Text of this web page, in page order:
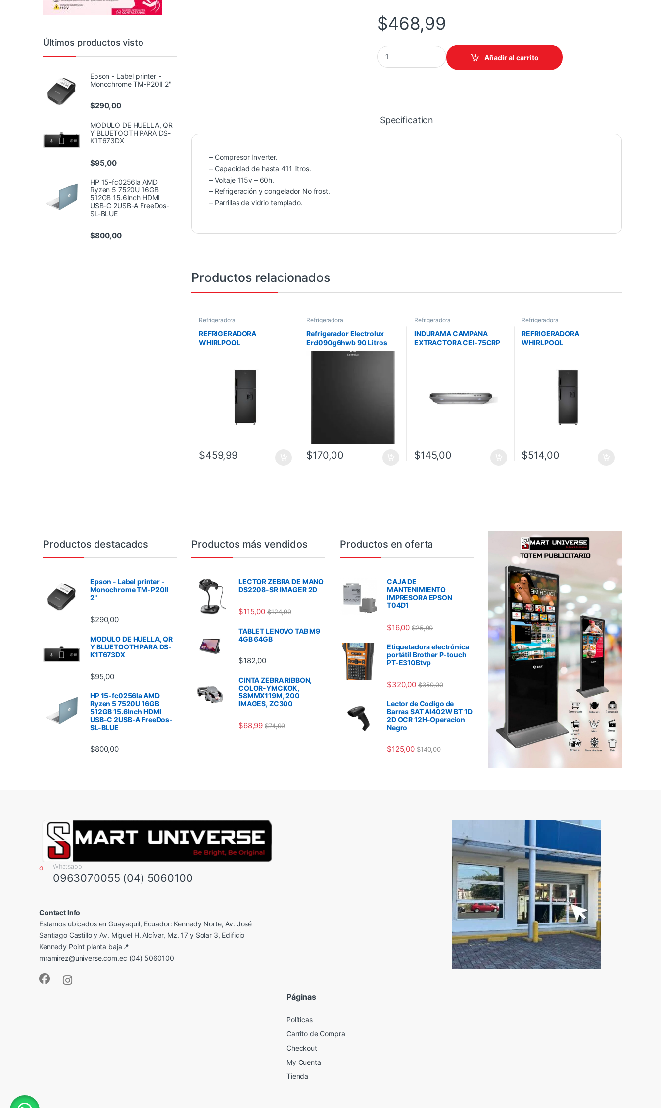
$468,99
REFRIGERADOR HISENSE 411 LITROS TOP MOUNT RT14N6CDX INVERTER quantity
Añadir al carrito
Specification
– Compresor Inverter.
– Capacidad de hasta 411 litros.
– Voltaje 115v – 60h.
– Refrigeración y congelador No frost.
– Parrillas de vidrio templado.
Productos relacionados
Refrigeradora
REFRIGERADORA
WHIRLPOOL
DISPENSADOR ACERO
GALVANIZADO
$459,99
Refrigeradora
Refrigerador Electrolux
Erd090g6hwb 90 Litros
Negro
$170,00
Refrigeradora
INDURAMA CAMPANA
EXTRACTORA CEI-75CRP
$145,00
Refrigeradora
REFRIGERADORA
WHIRLPOOL
DISPENSADOR ACERO
GALVANIZADO
$514,00
Últimos productos visto
Epson - Label printer -
Monochrome TM-P20II 2"
$290,00
MODULO DE HUELLA, QR
Y BLUETOOTH PARA DS-
K1T673DX
$95,00
HP 15-fc0256la AMD
Ryzen 5 7520U 16GB
512GB 15.6Inch HDMI
USB-C 2USB-A FreeDos-
SL-BLUE
$800,00
Brands Carousel
Productos destacados
Epson - Label printer -
Monochrome TM-P20II
2"
$290,00
MODULO DE HUELLA, QR
Y BLUETOOTH PARA DS-
K1T673DX
$95,00
HP 15-fc0256la AMD
Ryzen 5 7520U 16GB
512GB 15.6Inch HDMI
USB-C 2USB-A FreeDos-
SL-BLUE
$800,00
Productos más vendidos
LECTOR ZEBRA DE MANO
DS2208-SR IMAGER 2D
$115,00 $124,99
TABLET LENOVO TAB M9
4GB 64GB
$182,00
CINTA ZEBRA RIBBON,
COLOR-YMCKOK,
58MMX119M, 200
IMAGES, ZC300
$68,99 $74,99
Productos en oferta
CAJA DE
MANTENIMIENTO
IMPRESORA EPSON
T04D1
$16,00 $25,00
Etiquetadora electrónica
portátil Brother P-touch
PT-E310Btvp
$320,00 $350,00
Lector de Codigo de
Barras SAT AI402W BT 1D
2D OCR 12H-Operacion
Negro
$125,00 $140,00
Whatsapp
0963070055 (04) 5060100
Contact Info
Estamos ubicados en Guayaquil, Ecuador: Kennedy Norte, Av. José
Santiago Castillo y Av. Miguel H. Alcívar, Mz. 17 y Solar 3, Edificio
Kennedy Point planta baja📍
mramirez@universe.com.ec (04) 5060100
Páginas
Políticas
Carrito de Compra
Checkout
My Cuenta
Tienda